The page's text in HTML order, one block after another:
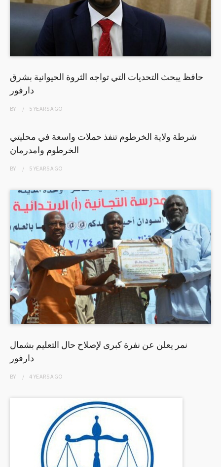
حافظ يبحث التحديات التي تواجه الثروة الحيوانية بشرق
دارفور
BY 5 YEARSAGO
شرطة ولاية الخرطوم تنفذ حملات واسعة في محليتي
الخرطوم وامدرمان
BY 5 YEARSAGO
نمر يعلن عن نفرة كبرى لإصلاح حال التعليم بشمال
دارفور
BY 4 YEARSAGO